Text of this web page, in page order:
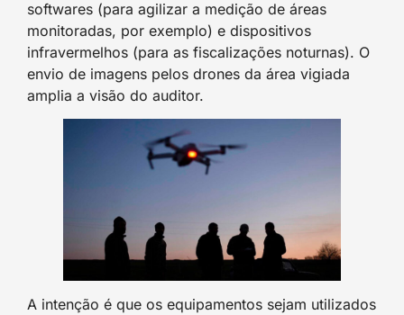
softwares (para agilizar a medição de áreas
monitoradas, por exemplo) e dispositivos
infravermelhos (para as fiscalizações noturnas). O
envio de imagens pelos drones da área vigiada
amplia a visão do auditor.
A intenção é que os equipamentos sejam utilizados